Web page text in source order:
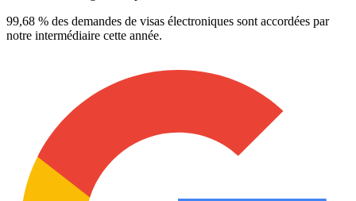
99,68 % des demandes de visas électroniques sont accordées par
notre intermédiaire cette année.